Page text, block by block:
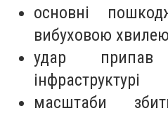
основні
вибуховою хвилею
удар
інфраструктурі
масштаби